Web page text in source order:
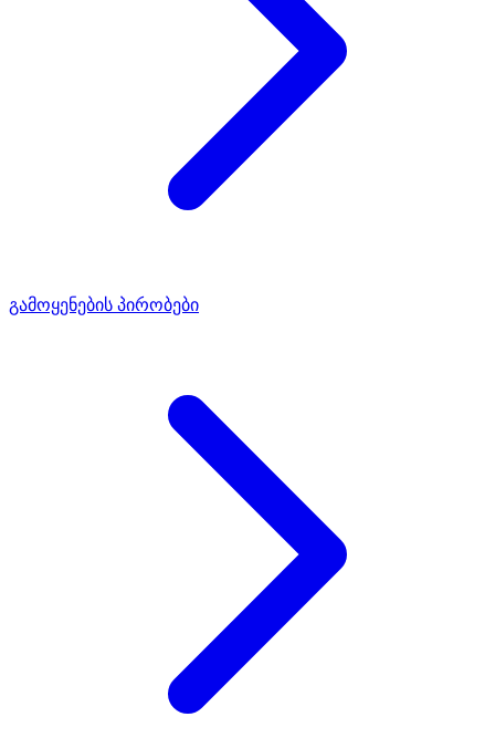
გამოყენების პირობები